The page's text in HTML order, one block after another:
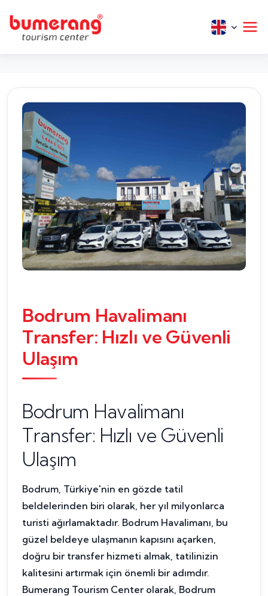
Bodrum Havalimanı
Transfer: Hızlı ve Güvenli
Ulaşım
Bodrum Havalimanı
Transfer: Hızlı ve Güvenli
Ulaşım
Bodrum, Türkiye'nin en gözde tatil
beldelerinden biri olarak, her yıl milyonlarca
turisti ağırlamaktadır. Bodrum Havalimanı, bu
güzel beldeye ulaşmanın kapısını açarken,
doğru bir transfer hizmeti almak, tatilinizin
kalitesini artırmak için önemli bir adımdır.
Bumerang Tourism Center olarak, Bodrum